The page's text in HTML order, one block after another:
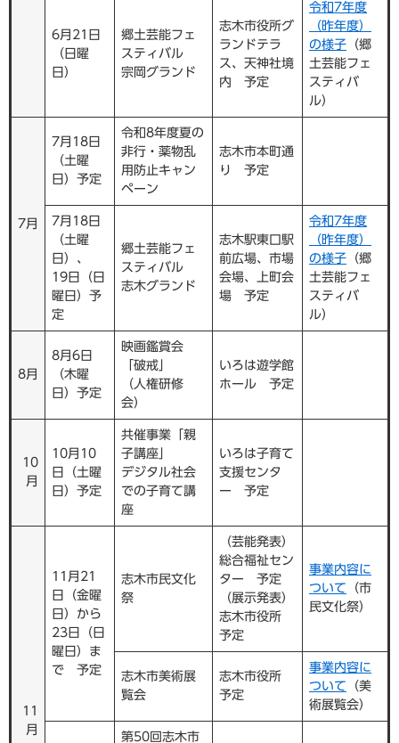
6月21日
（日曜
日）
郷土芸能フェ
スティバル
宗岡グランド
志木市役所グ
ランドテラ
ス、天神社境
内 予定
令和7年度
（昨年度）
の様子 （郷
土芸能フェ
スティバ
ル）
7月
7月18日
（土曜
日）予定
令和8年度夏の
非行・薬物乱
用防止キャン
ペーン
志木市本町通
り 予定
7月18日
（土曜
日）、
19日（日
曜日）予
定
郷土芸能フェ
スティバル
志木グランド
志木駅東口駅
前広場、市場
会場、上町会
場 予定
令和7年度
（昨年度）
の様子 （郷
土芸能フェ
スティバ
ル）
8月
8月6日
（木曜
日）予定
映画鑑賞会
「破戒」
（人権研修
会）
いろは遊学館
ホール 予定
10
月
10月10
日（土曜
日）予定
共催事業「親
子講座」
デジタル社会
での子育て講
座
いろは子育て
支援センタ
ー 予定
11
月
11月21
日（金曜
日）から
23日（日
曜日）ま
で 予定
志木市民文化
祭
（芸能発表）
総合福祉セン
ター 予定
（展示発表）
志木市役所
予定
事業内容に
ついて （市
民文化祭）
志木市美術展
覧会
志木市役所
予定
事業内容に
ついて （美
術展覧会）
第50回志木市